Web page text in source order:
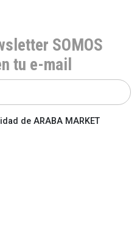
SOMOS
tu e-mail
de ARABA MARKET